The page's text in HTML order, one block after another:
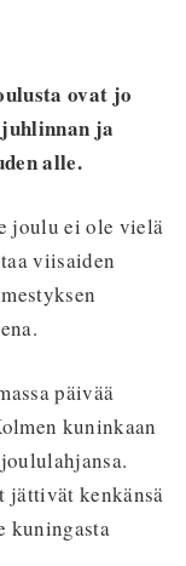
ovat jo
juhlinnan ja
alle.
joulu ei ole vielä
viisaiden
päivää
kuninkaan
jättivät kenkänsä
kuningasta